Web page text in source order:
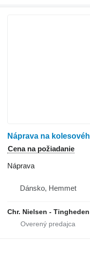
Náprava na
Cena na požiadanie
Náprava
Dánsko, Hemmet
Chr. Nielsen - Tingheden